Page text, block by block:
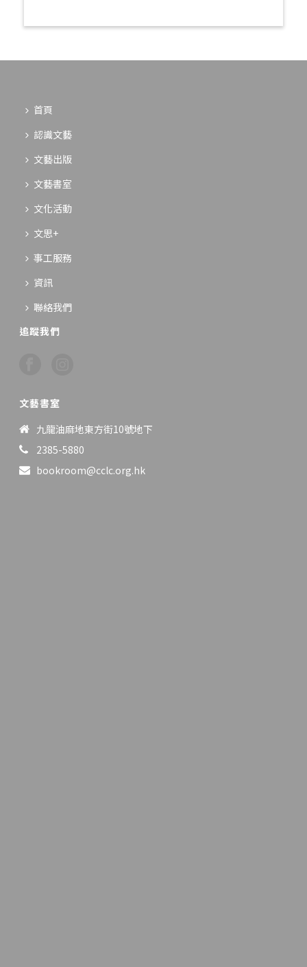
首頁
認識文藝
文藝出版
文藝書室
文化活動
文思+
事工服務
資訊
聯絡我們
追蹤我們
文藝書室
九龍油麻地東方街10號地下
2385-5880
bookroom@cclc.org.hk